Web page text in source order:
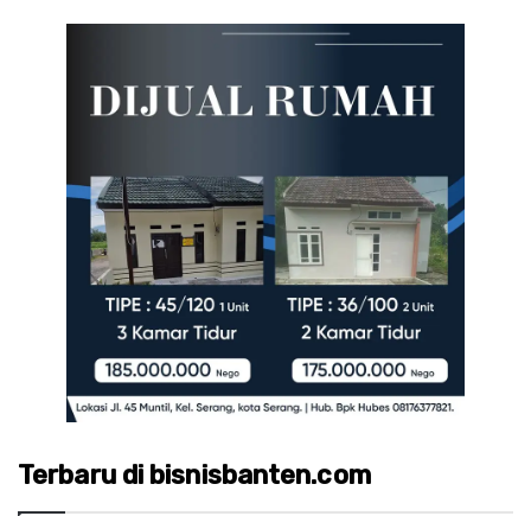
Terbaru di bisnisbanten.com